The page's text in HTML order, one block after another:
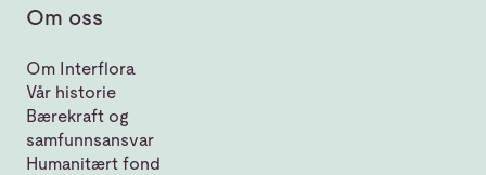
Om oss
Om Interflora
Vår historie
Bærekraft og
samfunnsansvar
Humanitært fond